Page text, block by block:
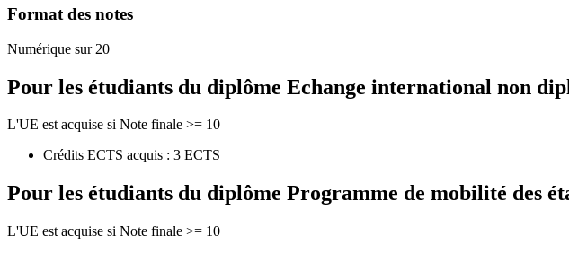
Format des notes
Numérique sur 20
Pour les étudiants du diplôme Echange international non
L'UE est acquise si Note finale >= 10
Crédits ECTS acquis : 3 ECTS
Pour les étudiants du diplôme Programme de mobilité des
L'UE est acquise si Note finale >= 10